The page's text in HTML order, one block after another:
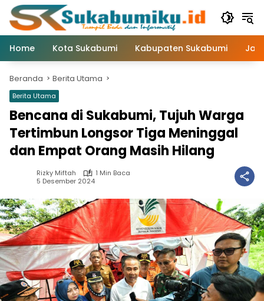
Langsung
konten
Home
Kota Sukabumi Kabupaten Sukabumi
Beranda Berita Utama
Berita Utama
Bencana di Sukabumi, Tujuh Warga
Tertimbun Longsor Tiga Meninggal
dan Empat Orang Masih Hilang
Rizky Miftah
1 Min Baca
5 Desember 2024